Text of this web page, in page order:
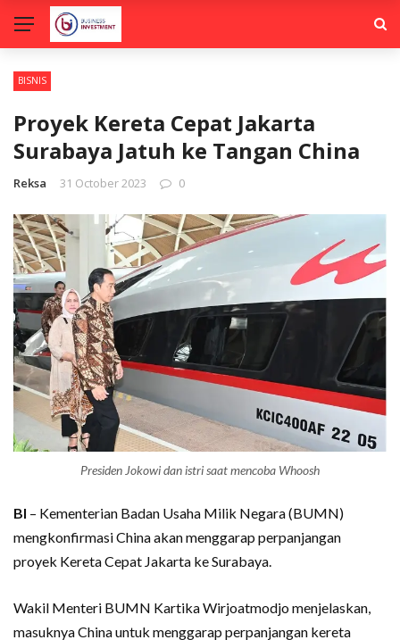
BISNIS
Proyek Kereta Cepat Jakarta
Surabaya Jatuh ke Tangan China
Reksa 31 October 2023 0
Presiden Jokowi dan istri saat mencoba Whoosh
BI – Kementerian Badan Usaha Milik Negara (BUMN)
mengkonfirmasi China akan menggarap perpanjangan
proyek Kereta Cepat Jakarta ke Surabaya.
Wakil Menteri BUMN Kartika Wirjoatmodjo menjelaskan,
masuknya China untuk menggarap perpanjangan kereta